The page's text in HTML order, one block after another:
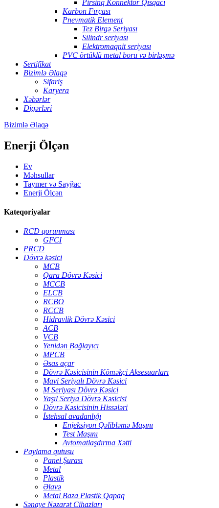
Pirsinq Konnektor Qısqacı
Karbon Fırçası
Pnevmatik Element
Tez Birgə Seriyası
Silindr seriyası
Elektromaqnit seriyası
PVC örtüklü metal boru və birləşmə
Sertifikat
Bizimlə Əlaqə
Sifariş
Karyera
Xəbərlər
Digərləri
Bizimlə Əlaqə
Enerji Ölçən
Ev
Məhsullar
Taymer və Sayğac
Enerji Ölçən
Kateqoriyalar
RCD qorunması
GFCI
PRCD
Dövrə kəsici
MCB
Qara Dövrə Kəsici
MCCB
ELCB
RCBO
RCCB
Hidravlik Dövrə Kəsici
ACB
VCB
Yenidən Bağlayıcı
MPCB
Əsas açar
Dövrə Kəsicisinin Köməkçi Aksesuarları
Mavi Seriyalı Dövrə Kəsici
M Seriyası Dövrə Kəsici
Yaşıl Seriya Dövrə Kəsicisi
Dövrə Kəsicisinin Hissələri
İstehsal avadanlığı
Enjeksiyon Qəlibləmə Maşını
Test Maşını
Avtomatlaşdırma Xətti
Paylama qutusu
Panel Şurası
Metal
Plastik
Əlavə
Metal Baza Plastik Qapaq
Sənaye Nəzarət Cihazları